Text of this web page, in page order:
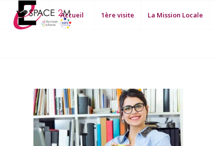
Accueil 1ère visite La Mission Locale